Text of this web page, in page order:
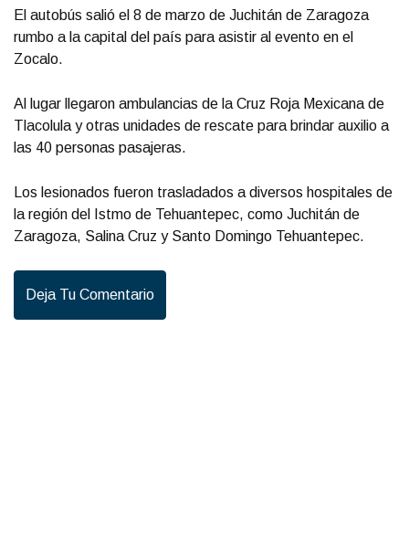
El autobús salió el 8 de marzo de Juchitán de Zaragoza
rumbo a la capital del país para asistir al evento en el
Zocalo.
Al lugar llegaron ambulancias de la Cruz Roja Mexicana de
Tlacolula y otras unidades de rescate para brindar auxilio a
las 40 personas pasajeras.
Los lesionados fueron trasladados a diversos hospitales de
la región del Istmo de Tehuantepec, como Juchitán de
Zaragoza, Salina Cruz y Santo Domingo Tehuantepec.
Deja Tu Comentario